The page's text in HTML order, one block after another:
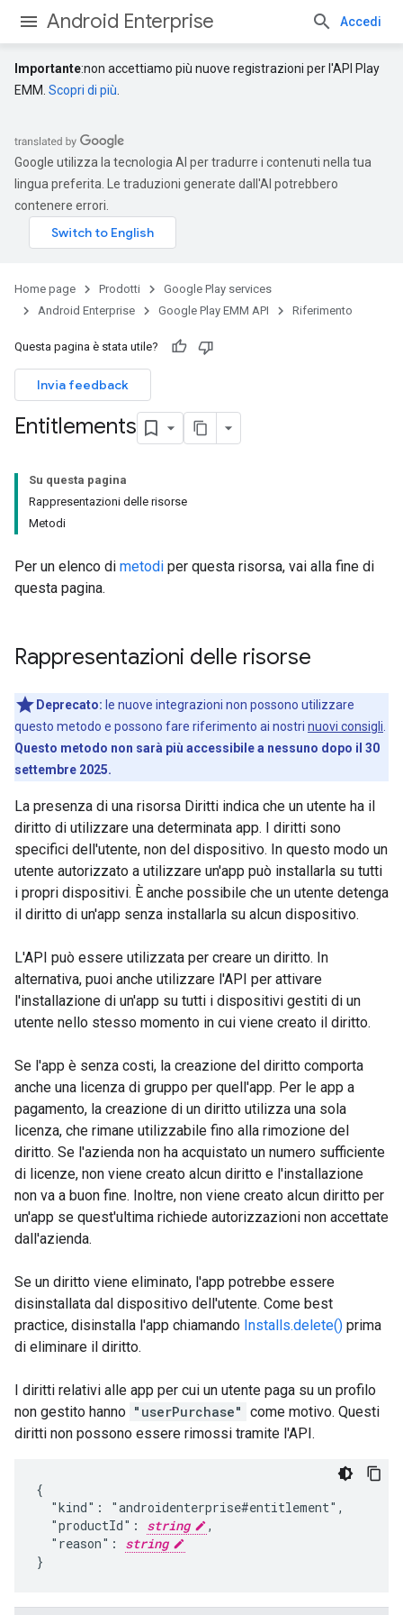
Android Enterprise Accedi
Importante:non accettiamo più nuove registrazioni per l'API Play
EMM. Scopri di più
Google utilizza la tecnologia AI per tradurre i contenuti nella tua
lingua preferita. Le traduzioni generate dall'AI potrebbero
contenere errori.
Home page Prodotti
Google Play services
Android Enterprise
Google Play EMM API Riferimento
Questa pagina è stata utile?
Invia feedback
Entitlements
Su questa pagina
Rappresentazioni delle risorse
Metodi
Per un elenco di metodi per questa risorsa, vai alla fine di
questa pagina.
Rappresentazioni delle risorse
Deprecato: le nuove integrazioni non possono utilizzare
questo metodo e possono fare riferimento ai nostri nuovi consigli
Questo metodo non sarà più accessibile a nessuno dopo il 30
settembre 2025.
La presenza di una risorsa Diritti indica che un utente ha il
diritto di utilizzare una determinata app. I diritti sono
specifici dell'utente, non del dispositivo. In questo modo un
utente autorizzato a utilizzare un'app può installarla su tutti
i propri dispositivi. È anche possibile che un utente detenga
il diritto di un'app senza installarla su alcun dispositivo.
L'API può essere utilizzata per creare un diritto. In
alternativa, puoi anche utilizzare l'API per attivare
l'installazione di un'app su tutti i dispositivi gestiti di un
utente nello stesso momento in cui viene creato il diritto.
Se l'app è senza costi, la creazione del diritto comporta
anche una licenza di gruppo per quell'app. Per le app a
pagamento, la creazione di un diritto utilizza una sola
licenza, che rimane utilizzabile fino alla rimozione del
diritto. Se l'azienda non ha acquistato un numero sufficiente
di licenze, non viene creato alcun diritto e l'installazione
non va a buon fine. Inoltre, non viene creato alcun diritto per
un'app se quest'ultima richiede autorizzazioni non accettate
dall'azienda.
Se un diritto viene eliminato, l'app potrebbe essere
disinstallata dal dispositivo dell'utente. Come best
practice, disinstalla l'app chiamando Installs.delete() prima
di eliminare il diritto.
I diritti relativi alle app per cui un utente paga su un profilo
non gestito hanno "userPurchase" come motivo. Questi
diritti non possono essere rimossi tramite l'API.
{
  "kind": "androidenterprise#entitlement",
  "productId":
string
,
  "reason":
string
}